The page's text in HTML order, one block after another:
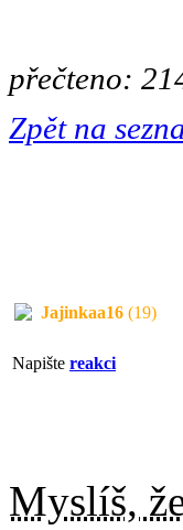
přečteno:
Zpět na
Jajinkaa16 (19)
Napište reakci
Myslíš,